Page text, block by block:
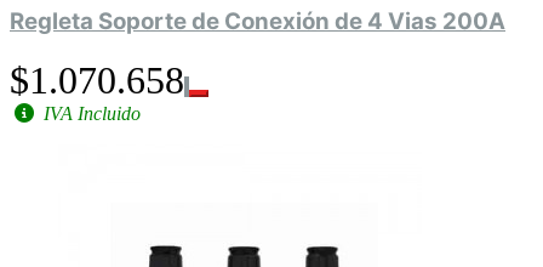
Regleta Soporte de Conexión de 4 Vias 200A
$1.070.658
IVA Incluido